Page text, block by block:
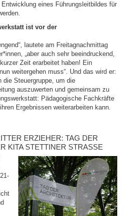
eines Führungsleitbildes für
ist vor der
lautete am Freitagnachmittag
„aber auch sehr beeindruckend,
Zeit erarbeitet haben! Ein
weitergehen muss“. Und das wird er:
Steuergruppe, um die
auszuwerten und gemeinsam zu
Pädagogische Fachkräfte
Ergebnissen weiterarbeiten kann.
ERZIEHER: TAG DER
KITA STETTINER STRASSE